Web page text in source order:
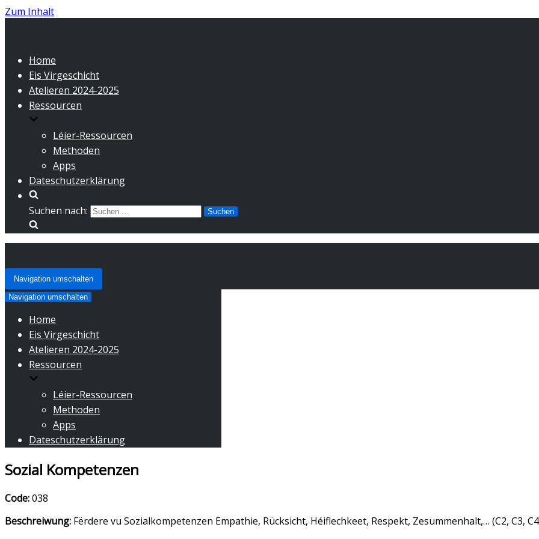
Zum Inhalt
Home
Eis Virgeschicht
Atelieren 2024-2025
Ressourcen
Léier-Ressourcen
Methoden
Apps
Dateschutzerklärung
Suchen nach:
Navigation umschalten
Navigation umschalten
Home
Eis Virgeschicht
Atelieren 2024-2025
Ressourcen
Léier-Ressourcen
Methoden
Apps
Dateschutzerklärung
Sozial Kompetenzen
Code:038
Beschreiwung: Fërdere vu Sozialkompetenzen Empathie, Rücksicht, Héiflechkeet, Respekt, Zesummenhalt,… (C2, C3,